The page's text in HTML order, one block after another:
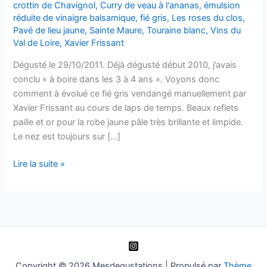
crottin de Chavignol,Curry de veau à l'ananas,émulsion
réduite de vinaigre balsamique,fié gris, Les roses du clos,
Pavé de lieu jaune, Sainte Maure,Touraine blanc,Vins du
Val de Loire,Xavier Frissant
Dégusté le 29/10/2011. Déjà dégusté début 2010, j’avais
conclu « à boire dans les 3 à 4 ans ». Voyons donc
comment à évolué ce fié gris vendangé manuellement par
Xavier Frissant au cours de laps de temps. Beaux reflets
paille et or pour la robe jaune pâle très brillante et limpide.
Le nez est toujours sur […]
Touraine
–
Lire la suite »